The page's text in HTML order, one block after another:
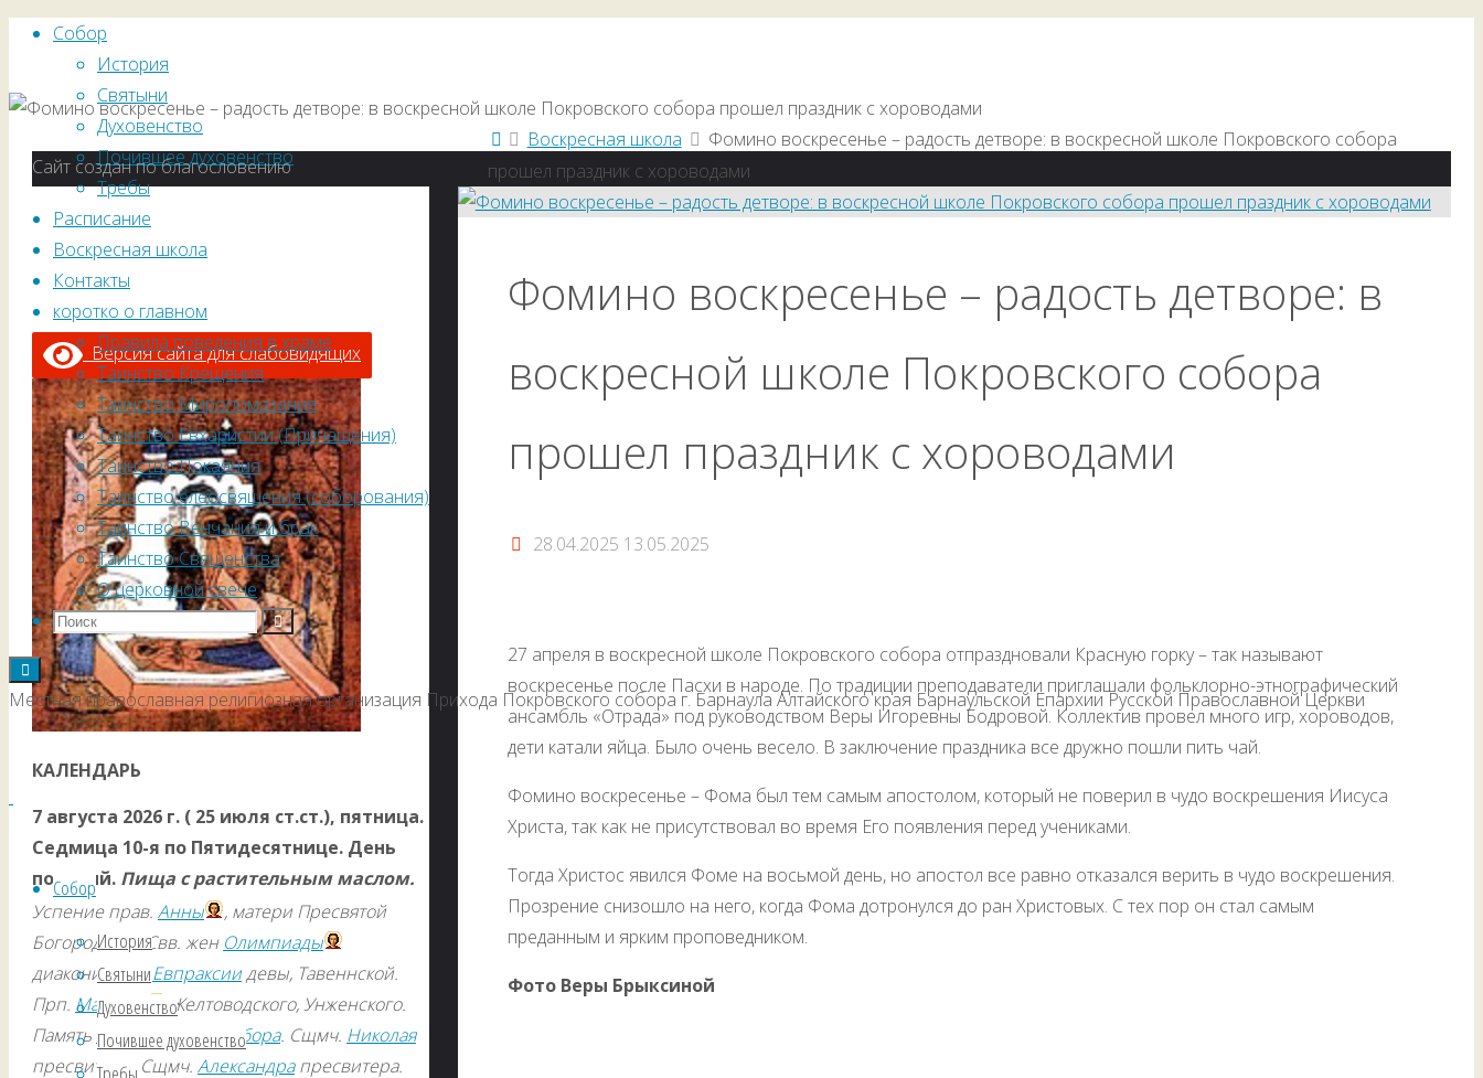
Собор
История
Святыни
Духовенство
Почившее духовенство
Требы
Расписание
Воскресная школа
Контакты
коротко о главном
Правила поведения в храме
Таинство Крещения
Таинство Миропомазания
Таинство Евхаристии (Причащения)
Таинство Покаяния
Таинство елеосвящения (соборования)
Таинство Венчания и брак
Таинство Священства
О церковной свече
Местная православная религиозная организация Прихода Покровского собора г. Барнаула Алтайского края Барнаульской Епархии Русской Православной Церкви
Собор
История
Святыни
Духовенство
Почившее духовенство
Воскресная школа
Фомино воскресенье – радость детворе: в воскресной школе Покровского собора
прошел праздник с хороводами
Фомино воскресенье – радость детворе: в
воскресной школе Покровского собора
прошел праздник с хороводами
28.04.2025 13.05.2025
27 апреля в воскресной школе Покровского собора отпраздновали Красную горку – так называют
воскресенье после Пасхи в народе. По традиции преподаватели приглашали фольклорно-этнографический
ансамбль «Отрада» под руководством Веры Игоревны Бодровой. Коллектив провел много игр, хороводов,
дети катали яйца. Было очень весело. В заключение праздника все дружно пошли пить чай.
Фомино воскресенье – Фома был тем самым апостолом, который не поверил в чудо воскрешения Иисуса
Христа, так как не присутствовал во время Его появления перед учениками.
Тогда Христос явился Фоме на восьмой день, но апостол все равно отказался верить в чудо воскрешения.
Прозрение снизошло на него, когда Фома дотронулся до ран Христовых. С тех пор он стал самым
преданным и ярким проповедником.
Фото Веры Брыксиной
Версия сайта для слабовидящих
КАЛЕНДАРЬ
7 августа 2026 г. ( 25 июля ст.ст.), пятница.
Седмица 10-я по Пятидесятнице. День
постный. Пища с растительным маслом.
Успение прав. Анны
, матери Пресвятой
Богородицы. Свв. жен Олимпиады
диакониссы иЕвпраксиидевы, Тавеннской.
Прп. Макария
Желтоводского, Унженского.
Память V Вселенского Собора. Сщмч. Николая
пресвитера. Сщмч. Александрапресвитера.
Сайт создан по благословению